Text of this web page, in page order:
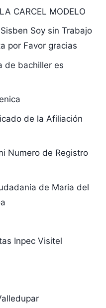
CARCEL MODELO
Soy sin Trabajo
por Favor gracias
de bachiller es
de la Afiliación
Numero de Registro
de Maria del
Inpec Visitel